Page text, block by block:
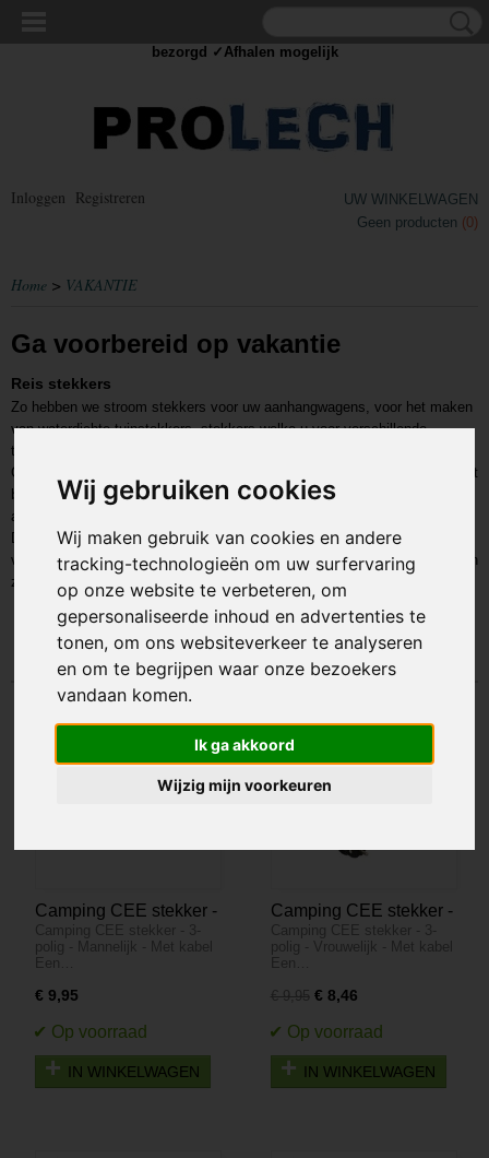
Wij gebruiken cookies
Wij maken gebruik van cookies en andere
tracking-technologieën om uw surfervaring
op onze website te verbeteren, om
gepersonaliseerde inhoud en advertenties te
tonen, om ons websiteverkeer te analyseren
en om te begrijpen waar onze bezoekers
vandaan komen.
Ik ga akkoord
Wijzig mijn voorkeuren
Inloggen Registreren
UW WINKELWAGEN
Geen producten (0)
Home > VAKANTIE
Ga voorbereid op vakantie
Reis stekkers
Zo hebben we stroom stekkers voor uw aanhangwagens, voor het maken
van waterdichte tuinstekkers, stekkers welke u voor verschillende
toepassingen in het stopcontact kunt stoppen.
Ook hebben we stekkers die u mee kunt nemen op reis zodat u ook in het
buitenland en op de camping gebruik kunt maken van uw elektronische
apparaten.
Deze reisstekker en camping stekkers zijn ideaal als u buiten Europa op
vakantie gaat maar wel gebruik wilt blijven maken van uw eigen apparaten
zoals bijvoorbeeld uw telefoon lader of uw oplader van uw laptop.
Sorteer op:
Camping CEE stekker -
3-polig - Mannelijk - Met
kabel
Camping CEE stekker - 3-
polig - Mannelijk - Met kabel
Een…
€ 9,95
IN WINKELWAGEN
Camping CEE stekker -
3-polig - Vrouwelijk -
Met kabel
Camping CEE stekker - 3-
polig - Vrouwelijk - Met kabel
Een…
€ 9,95 € 8,46
IN WINKELWAGEN
bezorgd ✓Afhalen mogelijk